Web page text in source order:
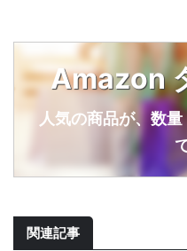
Amazon
人気の商品が、数
関連記事